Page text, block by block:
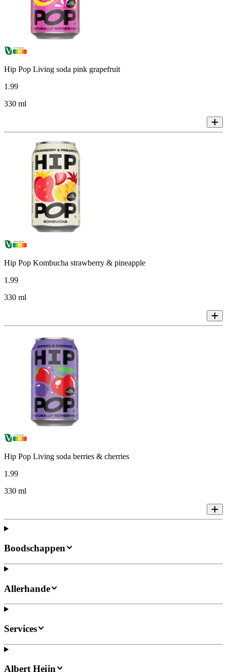
Hip Pop Living soda pink grapefruit
1.99
330 ml
Hip Pop Kombucha strawberry & pineapple
1.99
330 ml
Hip Pop Living soda berries & cherries
1.99
330 ml
Boodschappen
Allerhande
Services
Albert Heijn